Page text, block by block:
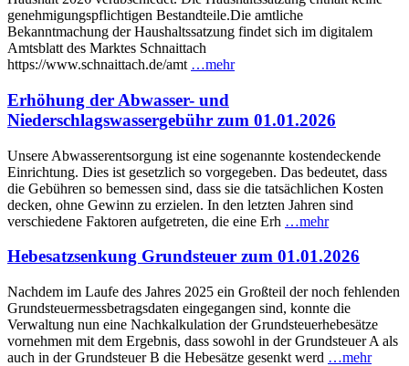
genehmigungspflichtigen Bestandteile.Die amtliche
Bekanntmachung der Haushaltssatzung findet sich im digitalem
Amtsblatt des Marktes Schnaittach
https://www.schnaittach.de/amt …mehr
Erhöhung der Abwasser- und
Niederschlagswassergebühr zum 01.01.2026
Unsere Abwasserentsorgung ist eine sogenannte kostendeckende
Einrichtung. Dies ist gesetzlich so vorgegeben. Das bedeutet, dass
die Gebühren so bemessen sind, dass sie die tatsächlichen Kosten
decken, ohne Gewinn zu erzielen. In den letzten Jahren sind
verschiedene Faktoren aufgetreten, die eine Erh …mehr
Hebesatzsenkung Grundsteuer zum 01.01.2026
Nachdem im Laufe des Jahres 2025 ein Großteil der noch fehlenden
Grundsteuermessbetragsdaten eingegangen sind, konnte die
Verwaltung nun eine Nachkalkulation der Grundsteuerhebesätze
vornehmen mit dem Ergebnis, dass sowohl in der Grundsteuer A als
auch in der Grundsteuer B die Hebesätze gesenkt werd …mehr